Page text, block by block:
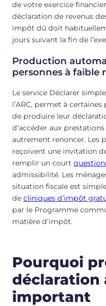
de votre exercice
déclaration de revenus
impôt dû doit
jours suivant la fin de
Production
personnes à faible
Le service Déclarer
l’ARC, permet à
de produire leur
d’accéder aux
autrement renoncer. Les
reçoivent une invitation
remplir un court
admissibilité. Les
situation fiscale est
de cliniques d’impôt
par le Programme
matière d’impôt.
Pourquoi
déclaration
important